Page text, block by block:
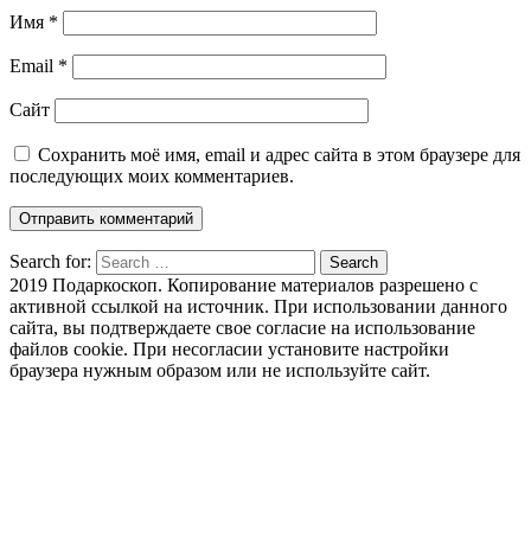
Имя *
Email *
Сайт
Сохранить моё имя, email и адрес сайта в этом браузере для
последующих моих комментариев.
Search for: Search
2019 Подаркоскоп. Копирование материалов разрешено с
активной ссылкой на источник. При использовании данного
сайта, вы подтверждаете свое согласие на использование
файлов cookie. При несогласии установите настройки
браузера нужным образом или не используйте сайт.